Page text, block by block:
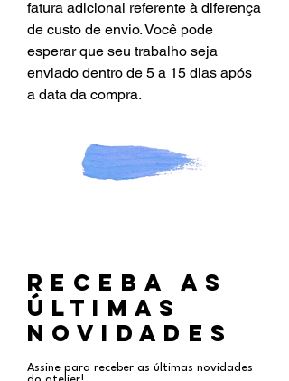
fatura adicional referente à diferença
de custo de envio. Você pode
esperar que seu trabalho seja
enviado dentro de 5 a 15 dias após
a data da compra.
RECEBA aS
ÚLTIMAS
NOVIDADES
Assine para receber as últimas novidades